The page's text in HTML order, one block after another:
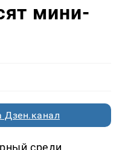
мини-
Дзен.канал
среди